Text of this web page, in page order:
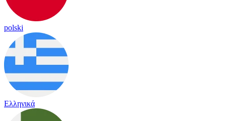
polski
Ελληνικά